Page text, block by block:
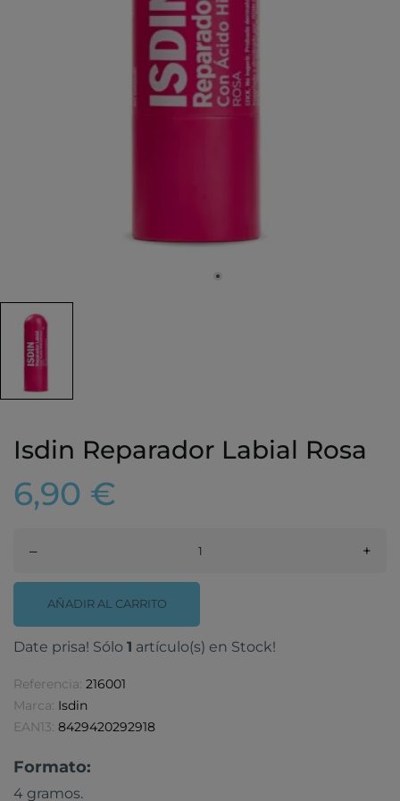
Isdin Reparador Labial Rosa
6,90 €
– +
AÑADIR AL CARRITO
Date prisa! Sólo 1 artículo(s) en Stock!
Referencia: 216001
Marca: Isdin
EAN13: 8429420292918
Formato:
4 gramos.